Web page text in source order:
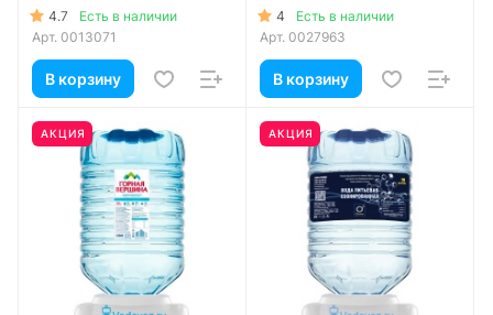
4.7
Есть в наличии
Арт. 0013071
В корзину
4
Есть в наличии
Арт. 0027963
В корзину
АКЦИЯ АКЦИЯ